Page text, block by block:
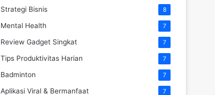
Strategi Bisnis 8
Mental Health 7
Review Gadget Singkat 7
Tips Produktivitas Harian 7
Badminton 7
Aplikasi Viral & Bermanfaat 7